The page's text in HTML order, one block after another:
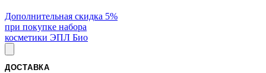
Дополнительная скидка 5%
при покупке набора
косметики ЭПЛ Био
ДОСТАВКА